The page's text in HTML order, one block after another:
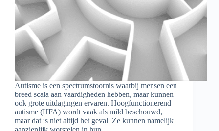
Autisme is een spectrumstoornis waarbij mensen een
breed scala aan vaardigheden hebben, maar kunnen
ook grote uitdagingen ervaren. Hoogfunctionerend
autisme (HFA) wordt vaak als mild beschouwd,
maar dat is niet altijd het geval. Ze kunnen namelijk
aanzienlijk worstelen in hun…